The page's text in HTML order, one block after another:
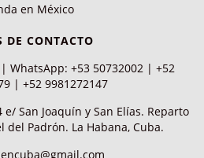
en México
DE CONTACTO
WhatsApp: +53 50732002 | +52
| +52 9981272147
San Joaquín y San Elías. Reparto
del Padrón. La Habana, Cuba.